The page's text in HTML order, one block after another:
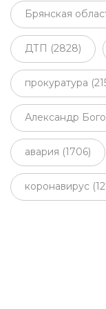
Брянская
ДТП (2828)
прокуратура
Александр
авария (1706)
коронавирус